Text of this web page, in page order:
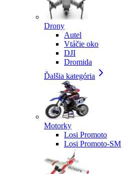
Drony
Autel
Vtáčie oko
DJI
Dromida
Ďalšia kategória
Motorky
Losi Promoto
Losi Promoto-SM